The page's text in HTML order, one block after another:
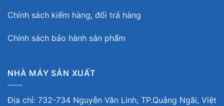
Chính sách kiểm hàng, đổi trả hàng
Chính sách bảo hành sản phẩm
NHÀ MÁY SẢN XUẤT
Địa chỉ: 732-734 Nguyễn Văn Linh, TP.Quảng Ngãi, Việt